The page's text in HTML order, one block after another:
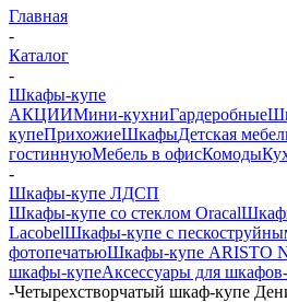
Главная
-
Каталог
-
Шкафы-купе
АКЦИИМини-кухниГардеробные
купеПрихожиеШкафыДетская
гостиннуюМебель в офисКомоды
-
Шкафы-купе ЛДСП
Шкафы-купе со стеклом Oracal
LacobelШкафы-купе с
фотопечатьюШкафы-купе ARISTO
шкафы-купеАксессуары для
-Четырехстворчатый шкаф-купе